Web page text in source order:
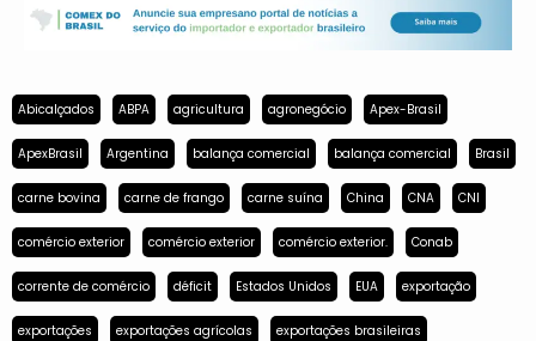
Abicalçados ABPA agricultura agronegócio Apex-Brasil
ApexBrasil Argentina balança comercial balança comercial Brasil
carne bovina carne de frango carne suína China CNA CNI
comércio exterior comércio exterior comércio exterior. Conab
corrente de comércio déficit Estados Unidos EUA exportação
exportações exportações agrícolas exportações brasileiras